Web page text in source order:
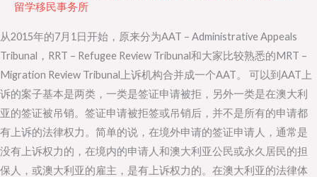
留学移民事务所
从2015年的7月1日开始，原来分为AAT – Administrative Appeals
Tribunal，RRT – Refugee Review Tribunal和大家比较熟悉的MRT –
Migration Review Tribunal上诉机构合并成一个AAT。 可以到AAT上
诉的案子基本是两类，一类是签证申请被拒，另外一类是在澳大利
亚的签证被吊销。签证申请被拒签或吊销后，并不是所有的申请都
有上诉的法律权力。简单的说，在境外申请的签证申请人，通常是
没有上诉权力的，在境内的申请人和澳大利亚公民或永久居民的担
保人，或澳大利亚的雇主，是有上诉权力的。在澳大利亚的法律体
上
诉
审
理
机
构
AAT